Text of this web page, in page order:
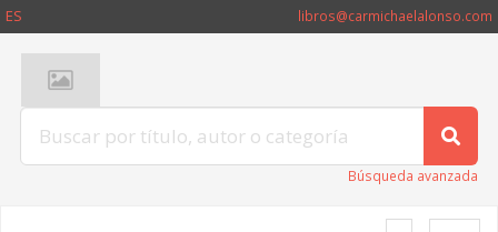
ES libros@carmichaelalonso.com
Búsqueda avanzada